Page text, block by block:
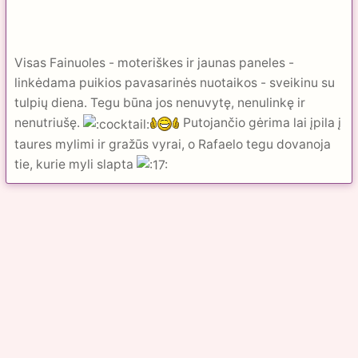
Visas Fainuoles - moteriškes ir jaunas paneles -
linkėdama puikios pavasarinės nuotaikos - sveikinu su
tulpių diena. Tegu būna jos nenuvytę, nenulinkę ir
nenutriušę.
Putojančio gėrima lai įpila į
taures mylimi ir gražūs vyrai, o Rafaelo tegu dovanoja
tie, kurie myli slapta